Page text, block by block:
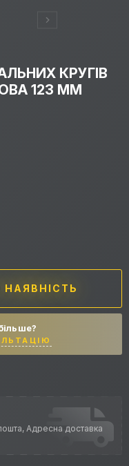
КРУГІВ
123 ММ
Адресна доставка